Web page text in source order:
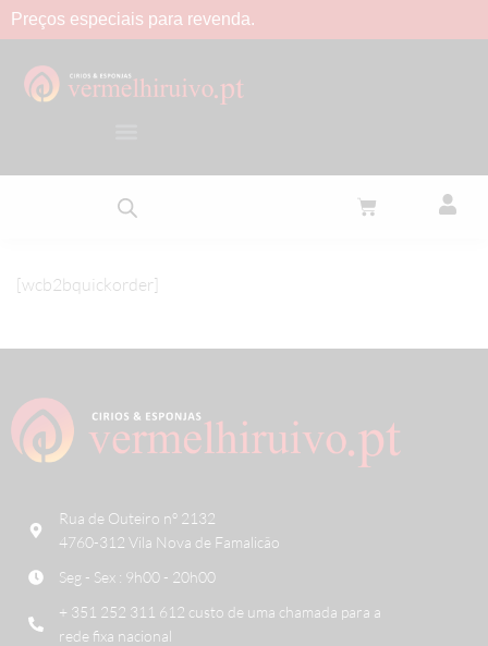
Preços especiais para revenda.
[wcb2bquickorder]
Rua de Outeiro nº 2132
4760-312 Vila Nova de Famalicão
Seg - Sex : 9h00 - 20h00
+ 351 252 311 612 custo de uma chamada para a
rede fixa nacional